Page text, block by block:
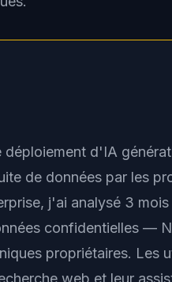
déploiement d'IA
de données par les
j'ai analysé 3
confidentielles —
propriétaires. Les
web et leur